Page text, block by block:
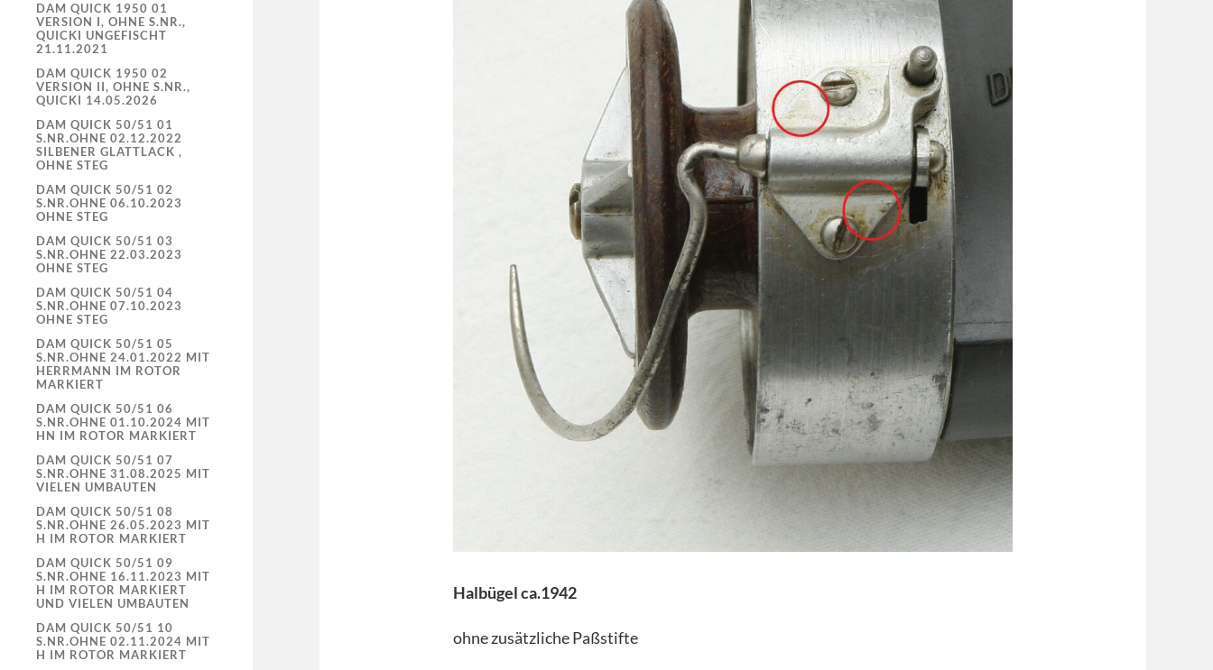
DAM QUICK 1950 01
VERSION I, OHNE S.NR.,
QUICKI UNGEFISCHT
21.11.2021
DAM QUICK 1950 02
VERSION II, OHNE S.NR.,
QUICKI 14.05.2026
DAM QUICK 50/51 01
S.NR.OHNE 02.12.2022
SILBENER GLATTLACK ,
OHNE STEG
DAM QUICK 50/51 02
S.NR.OHNE 06.10.2023
OHNE STEG
DAM QUICK 50/51 03
S.NR.OHNE 22.03.2023
OHNE STEG
DAM QUICK 50/51 04
S.NR.OHNE 07.10.2023
OHNE STEG
DAM QUICK 50/51 05
S.NR.OHNE 24.01.2022 MIT
HERRMANN IM ROTOR
MARKIERT
DAM QUICK 50/51 06
S.NR.OHNE 01.10.2024 MIT
HN IM ROTOR MARKIERT
DAM QUICK 50/51 07
S.NR.OHNE 31.08.2025 MIT
VIELEN UMBAUTEN
DAM QUICK 50/51 08
S.NR.OHNE 26.05.2023 MIT
H IM ROTOR MARKIERT
DAM QUICK 50/51 09
S.NR.OHNE 16.11.2023 MIT
H IM ROTOR MARKIERT
UND VIELEN UMBAUTEN
DAM QUICK 50/51 10
S.NR.OHNE 02.11.2024 MIT
H IM ROTOR MARKIERT
Halbügel ca.1942
ohne zusätzliche Paßstifte